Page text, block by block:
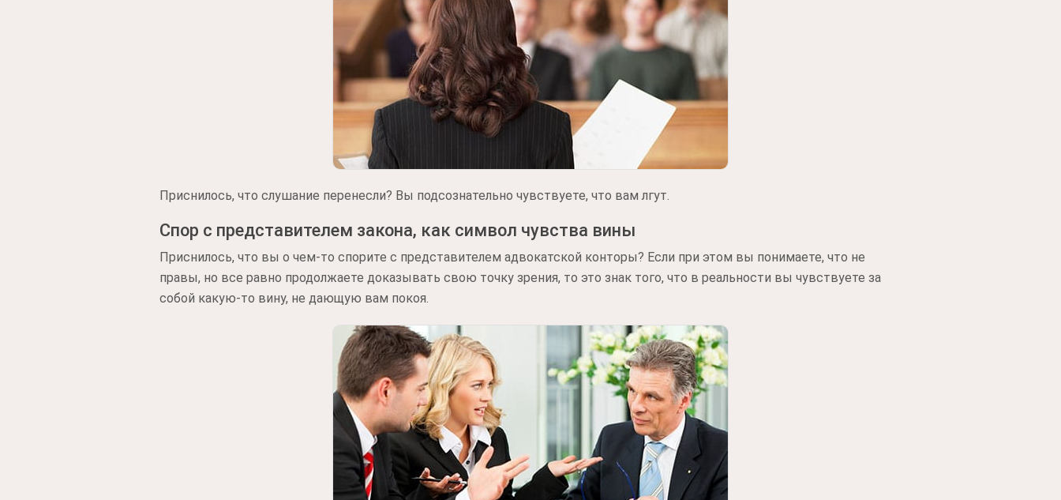
Приснилось, что слушание перенесли? Вы подсознательно чувствуете, что вам лгут.
Спор с представителем закона, как символ чувства вины
Приснилось, что вы о чем-то спорите с представителем адвокатской конторы? Если при этом вы понимаете, что не
правы, но все равно продолжаете доказывать свою точку зрения, то это знак того, что в реальности вы чувствуете за
собой какую-то вину, не дающую вам покоя.